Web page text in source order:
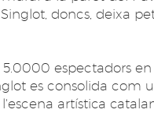
doncs, deixa
espectadors en
es consolida com
artística